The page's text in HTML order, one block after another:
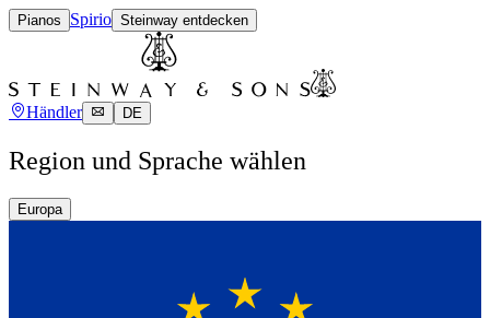
Pianos Spirio Steinway entdecken
Händler DE
Region und Sprache wählen
Europa